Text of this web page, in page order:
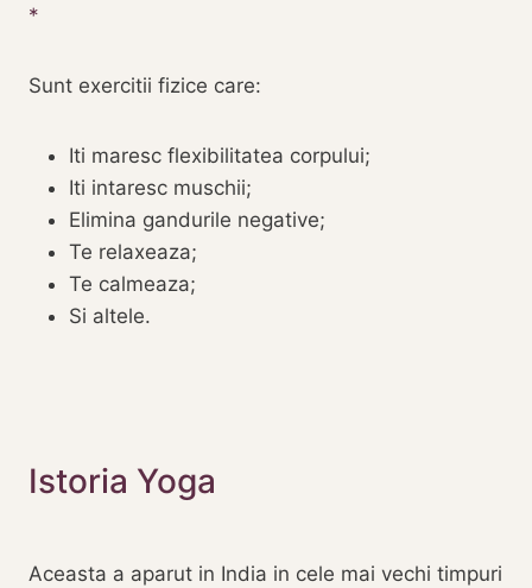
Sunt exercitii fizice care:
Iti maresc flexibilitatea corpului;
Iti intaresc muschii;
Elimina gandurile negative;
Te relaxeaza;
Te calmeaza;
Si altele.
‎Istoria Yoga
Aceasta a aparut in India in cele mai vechi timpuri